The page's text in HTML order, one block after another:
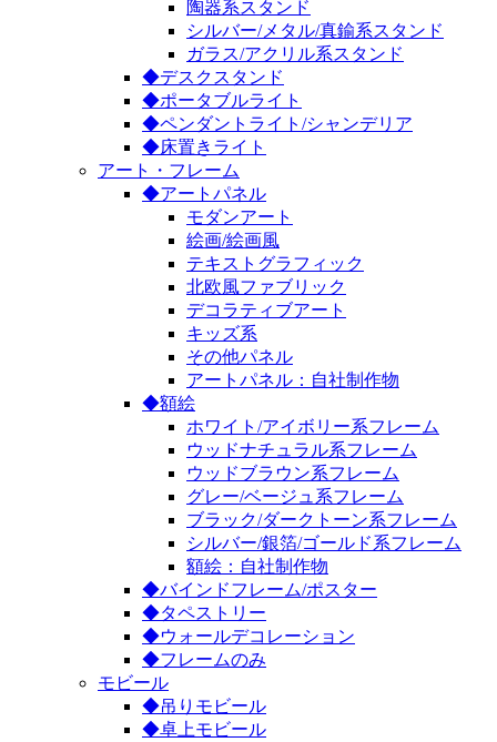
陶器系スタンド
シルバー/メタル/真鍮系スタンド
ガラス/アクリル系スタンド
◆デスクスタンド
◆ポータブルライト
◆ペンダントライト/シャンデリア
◆床置きライト
アート・フレーム
◆アートパネル
モダンアート
絵画/絵画風
テキストグラフィック
北欧風ファブリック
デコラティブアート
キッズ系
その他パネル
アートパネル：自社制作物
◆額絵
ホワイト/アイボリー系フレーム
ウッドナチュラル系フレーム
ウッドブラウン系フレーム
グレー/ベージュ系フレーム
ブラック/ダークトーン系フレーム
シルバー/銀箔/ゴールド系フレーム
額絵：自社制作物
◆バインドフレーム/ポスター
◆タペストリー
◆ウォールデコレーション
◆フレームのみ
モビール
◆吊りモビール
◆卓上モビール